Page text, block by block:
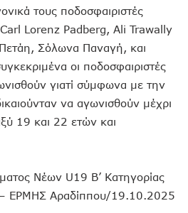
τους ποδοσφαιριστές
Lorenz Padberg, Ali Trawally
Σόλωνα Παναγή, και
οι ποδοσφαιριστές
γιατί σύμφωνα με την
να αγωνισθούν μέχρι
19 και 22 ετών και
Νέων U19 Β’ Κατηγορίας
ΕΡΜΗΣ Αραδίππου/19.10.2025